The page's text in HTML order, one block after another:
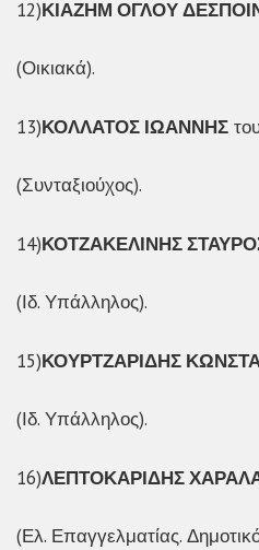
12)ΚΙΑΖΗΜ ΟΓΛΟΥ
(Οικιακά).
13)ΚΟΛΛΑΤΟΣ ΙΩΑΝΝΗΣ
(Συνταξιούχος).
14)ΚΟΤΖΑΚΕΛΙΝΗΣ
(Ιδ. Υπάλληλος).
15)ΚΟΥΡΤΖΑΡΙΔΗΣ
(Ιδ. Υπάλληλος).
16)ΛΕΠΤΟΚΑΡΙΔΗΣ
(Ελ. Επαγγελματίας.